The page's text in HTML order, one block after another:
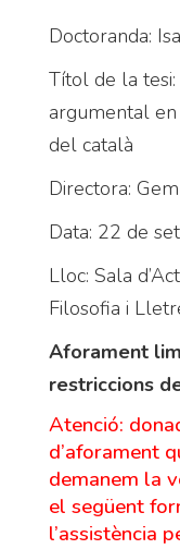
Doctoranda:
Títol de la
argumental en
del català
Directora:
Data: 22 de
Lloc: Sala
Filosofia i
Aforament
restriccions
Atenció:
d’aforament
demanem la
el següent
l’assistència